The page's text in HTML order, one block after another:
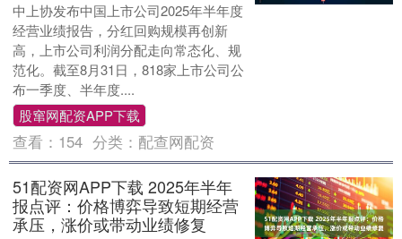
中上协发布中国上市公司2025年半年度
经营业绩报告，分红回购规模再创新
高，上市公司利润分配走向常态化、规
范化。截至8月31日，818家上市公司公
布一季度、半年度....
股窜网配资APP下载
查看： 154 分类： 配查网配资
51配资网APP下载 2025年半年
报点评：价格博弈导致短期经营
承压，涨价或带动业绩修复